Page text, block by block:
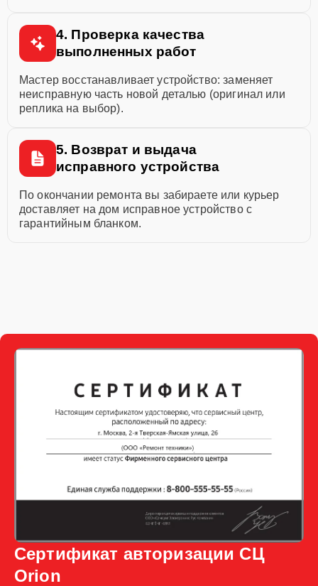
4. Проверка качества
выполненных работ
Мастер восстанавливает устройство: заменяет
неисправную часть новой деталью (оригинал или
реплика на выбор).
5. Возврат и выдача
исправного устройства
По окончании ремонта вы забираете или курьер
доставляет на дом исправное устройство с
гарантийным бланком.
Сертификат авторизации СЦ
Orion